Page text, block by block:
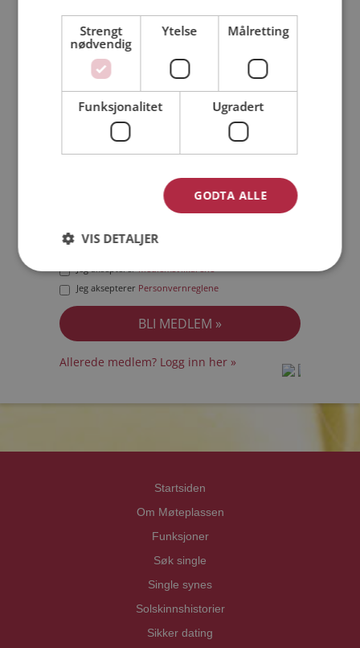
Bli medlem gratis!
Jeg er en: Mann Kvinne
Min alder:
Jeg akseptererMedlemsvilkårene
Jeg aksepterer Personvernreglene
Allerede medlem? Logg inn her »
Startsiden
Om Møteplassen
Funksjoner
Søk single
Single synes
Solskinnshistorier
Sikker dating
Strengt
nødvendig
Ytelse Målretting
Funksjonalitet Ugradert
GODTA ALLE
VIS DETALJER